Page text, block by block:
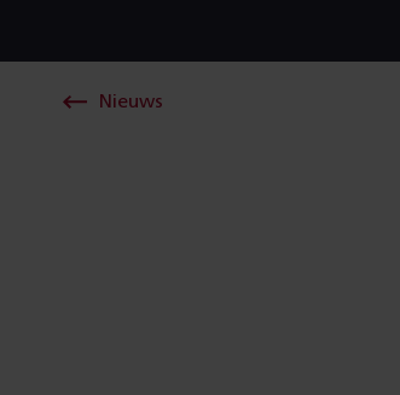
Nieuws